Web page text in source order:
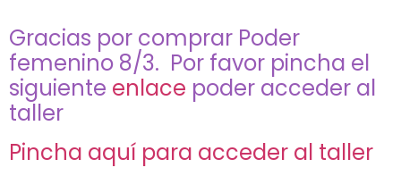
Gracias por comprar Poder
femenino 8/3. Por favor pincha el
siguiente enlace poder acceder al
taller
Pincha aquí para acceder al taller